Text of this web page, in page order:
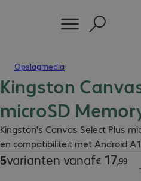
Opslagmedia
Kingston
microSD
Kingston's Canvas Select Plus
en compatibiliteit met Android
5varianten vanaf€ 17,99
€ 17,99